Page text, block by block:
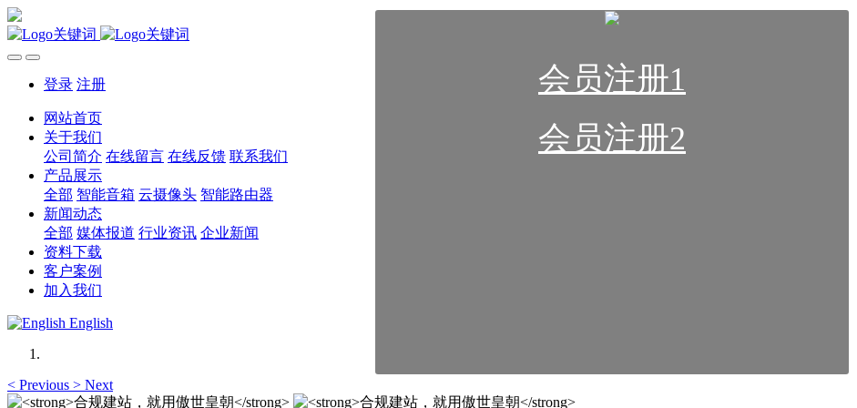
会员注册1
会员注册2
登录 注册
网站首页
关于我们
公司简介 在线留言 在线反馈 联系我们
产品展示
全部 智能音箱 云摄像头 智能路由器
新闻动态
全部 媒体报道 行业资讯 企业新闻
资料下载
客户案例
加入我们
English
< Previous > Next